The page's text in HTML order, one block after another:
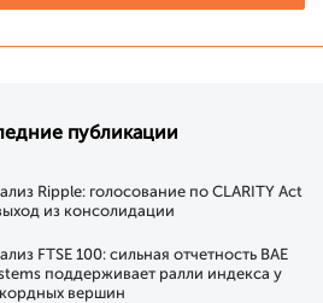
публикации
Ripple: голосование по CLARITY Act
из консолидации
FTSE 100: сильная отчетность BAE
поддерживает ралли индекса у
вершин